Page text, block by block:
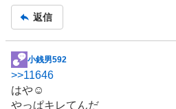
返信
掲
示
板
小銭男592
>>11646
はや☺️
やっぱキレてんだ